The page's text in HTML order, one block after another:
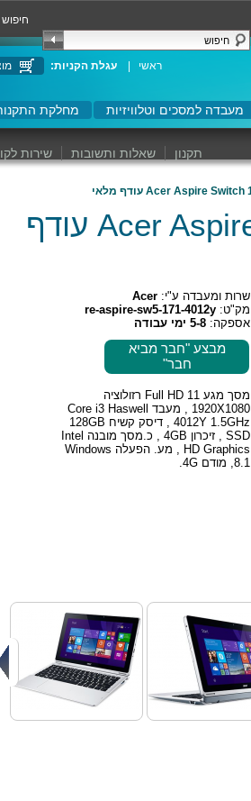
:עגלת הקניות ראשי
מחלקת מעבדה למסכים וטלוויזיות
שירות שאלות ותשובות תקנון
מחשב נייד Acer Aspire Switch 11 עודף
שרות ומעבדה ע"י: Acer
מק"ט: re-aspire-sw5-171-4012y
אספקה: 5-8 ימי עבודה
מבצע "חבר מביא
חבר"
מסך מגע 11 Full HD רזולוציה
1920X1080 , מעבד Core i3 Haswell
4012Y 1.5GHz , דיסק קשיח 128GB
SSD , זיכרון 4GB , כ.מסך מובנה Intel
HD Graphics , מע. הפעלה Windows
8.1, מודם 4G.